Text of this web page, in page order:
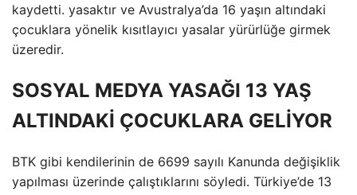
kaydetti. yasaktır ve Avustralya’da 16 yaşın altındaki
çocuklara yönelik kısıtlayıcı yasalar yürürlüğe girmek
üzeredir.
SOSYAL MEDYA YASAĞI 13 YAŞ
ALTINDAKİ ÇOCUKLARA GELİYOR
BTK gibi kendilerinin de 6699 sayılı Kanunda değişiklik
yapılması üzerinde çalıştıklarını söyledi. Türkiye’de 13